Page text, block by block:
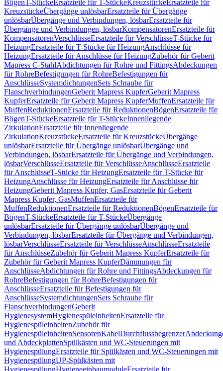
BögenT-StückeErsatzteile für T-StückeKreuzstückeErsatzteile für
KreuzstückeÜbergänge unlösbarErsatzteile für Übergänge
unlösbarÜbergänge und Verbindungen, lösbarErsatzteile für
Übergänge und Verbindungen, lösbarKompensatorenErsatzteile für
KompensatorenVerschlüsseErsatzteile für VerschlüsseT-Stücke für
HeizungErsatzteile für T-Stücke für HeizungAnschlüsse für
HeizungErsatzteile für Anschlüsse für HeizungZubehör für Geberit
Mapress C-StahlAbdichtungen für Rohre und FittingsAbdeckungen
für RohreBefestigungen für RohreBefestigungen für
AnschlüsseSystemdichtungenSets Schraube für
FlanschverbindungenGeberit Mapress KupferGeberit Mapress
KupferErsatzteile für Geberit Mapress KupferMuffenErsatzteile für
MuffenReduktionenErsatzteile für ReduktionenBögenErsatzteile für
BögenT-StückeErsatzteile für T-StückeInnenliegende
ZirkulationErsatzteile für Innenliegende
ZirkulationKreuzstückeErsatzteile für KreuzstückeÜbergänge
unlösbarErsatzteile für Übergänge unlösbarÜbergänge und
Verbindungen, lösbarErsatzteile für Übergänge und Verbindungen,
lösbarVerschlüsseErsatzteile für VerschlüsseAnschlüsseErsatzteile
für AnschlüsseT-Stücke für HeizungErsatzteile für T-Stücke für
HeizungAnschlüsse für HeizungErsatzteile für Anschlüsse für
HeizungGeberit Mapress Kupfer, GasErsatzteile für Geberit
Mapress Kupfer, GasMuffenErsatzteile für
MuffenReduktionenErsatzteile für ReduktionenBögenErsatzteile für
BögenT-StückeErsatzteile für T-StückeÜbergänge
unlösbarErsatzteile für Übergänge unlösbarÜbergänge und
Verbindungen, lösbarErsatzteile für Übergänge und Verbindungen,
lösbarVerschlüsseErsatzteile für VerschlüsseAnschlüsseErsatzteile
für AnschlüsseZubehör für Geberit Mapress KupferErsatzteile für
Zubehör für Geberit Mapress KupferDämmungen für
AnschlüsseAbdichtungen für Rohre und FittingsAbdeckungen für
RohreBefestigungen für RohreBefestigungen für
AnschlüsseErsatzteile für Befestigungen für
AnschlüsseSystemdichtungenSets Schraube für
FlanschverbindungenGeberit
HygienesystemHygienespüleinheitenErsatzteile für
HygienespüleinheitenZubehör für
HygienespüleinheitenSensorenKabelDurchflussbegrenzer
und AbdeckplattenSpülkästen und WC-Steuerungen mit
HygienespülungErsatzteile für Spülkästen und WC-Steuerungen mit
HygienespülungUP-Spülkästen mit
HygienespülungHygieneeinbaumoduleErsatzteile für